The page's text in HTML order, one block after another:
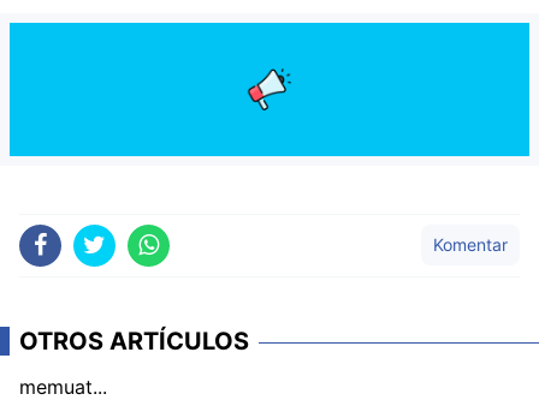
Komentar
OTROS ARTÍCULOS
memuat...